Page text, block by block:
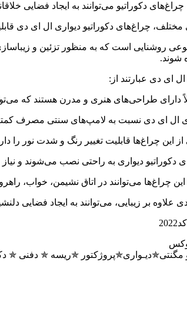
چراغ‌های دکوراتیو دیواری ال ای دی
روشنایی است که به منظور تزئین و
شوند.
ای دی عبارتند از:
علاوه بر زیبایی، می‌توانند به ایجاد فضایی
✯ریسه ✯ دفنی ✯